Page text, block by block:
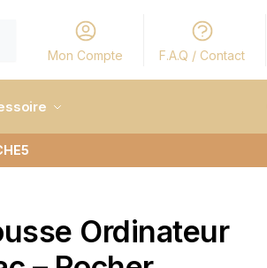
Mon Compte F.A.Q / Contact
Ordinateur